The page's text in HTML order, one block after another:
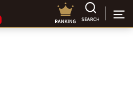
RANKING SEARCH